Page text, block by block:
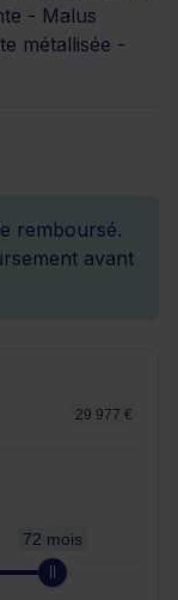
- Malus
métallisée -
remboursé.
avant
29 977 €
72 mois